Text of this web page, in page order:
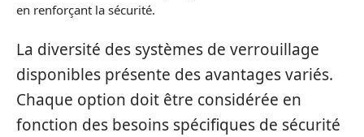
en renforçant la sécurité.
La diversité des systèmes de verrouillage
disponibles présente des avantages variés.
Chaque option doit être considérée en
fonction des besoins spécifiques de sécurité